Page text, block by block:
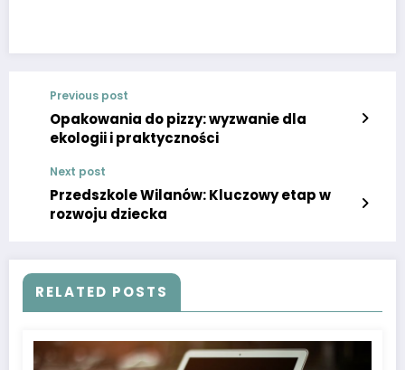
Previous post
Opakowania do pizzy: wyzwanie dla
ekologii i praktyczności
Next post
Przedszkole Wilanów: Kluczowy etap w
rozwoju dziecka
RELATED POSTS